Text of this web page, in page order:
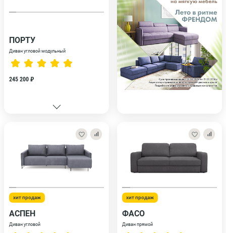
ПОРТУ
Диван угловой модульный
245 200 ₽
хит продаж
АСПЕН
Диван угловой
хит продаж
ФАСО
Диван прямой